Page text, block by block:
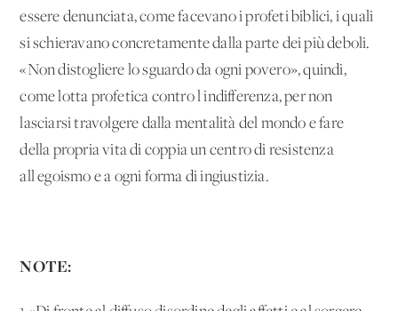
essere denunciata, come facevano i profeti biblici, i quali
si schieravano concretamente dalla parte dei più deboli.
«Non distogliere lo sguardo da ogni povero», quindi,
come lotta profetica contro l'indifferenza, per non
lasciarsi travolgere dalla mentalità del mondo e fare
della propria vita di coppia un centro di resistenza
all'egoismo e a ogni forma di ingiustizia.
NOTE: